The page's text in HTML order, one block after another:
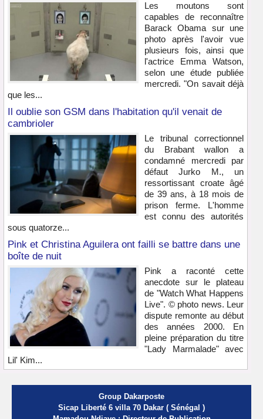
Les moutons sont
capables de reconnaître
Barack Obama sur une
photo après l'avoir vue
plusieurs fois, ainsi que
l'actrice Emma Watson,
selon une étude publiée
mercredi. "On savait déjà
que les...
Il oublie son GSM dans l'habitation qu'il venait de
cambrioler
Le tribunal correctionnel
du Brabant wallon a
condamné mercredi par
défaut Jurko M., un
ressortissant croate âgé
de 39 ans, à 18 mois de
prison ferme. L'homme
est connu des autorités
sous quatorze...
Pink et Christina Aguilera ont failli se battre dans une
boîte de nuit
Pink a raconté cette
anecdote sur le plateau
de "Watch What Happens
Live". © photo news. Leur
dispute remonte au début
des années 2000. En
pleine préparation du titre
"Lady Marmalade" avec
Lil' Kim...
Group Dakarposte
Sicap Liberté 6 villa 70 Dakar ( Sénégal )